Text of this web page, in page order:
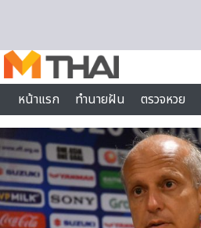
หน้าแรก
ทำนายฝัน ตรวจหวย
ไลฟ์สไตล์